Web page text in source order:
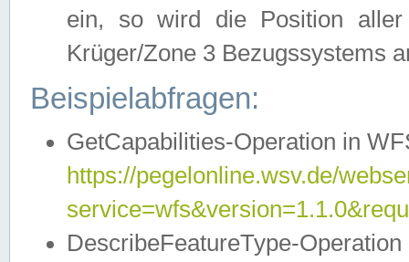
ein, so wird die Position
Krüger/Zone 3 Bezugssystems
Beispielabfragen:
GetCapabilities-Operation in
https://pegelonline.wsv.de/
DescribeFeatureType-